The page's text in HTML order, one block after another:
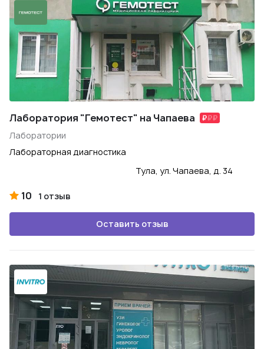
Лаборатория "Гемотест" на Чапаева
Лаборатории
Лабораторная диагностика
Тула, ул. Чапаева, д. 34
10 1 отзыв
Оставить отзыв